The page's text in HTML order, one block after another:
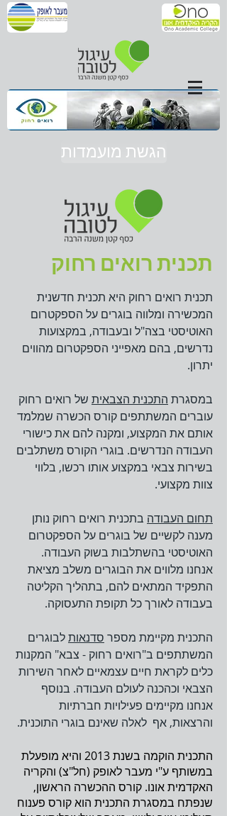
הגשת מועמדות
תכנית רואים רחוק
תכנית רואים רחוק היא תכנית חדשנית
המכשירה ומלווה בוגרים על הספקטרום
האוטיסטי בצה"ל ובעבודה, במקצועות
נדרשים, בהם מאפייני הספקטרום מהווים
יתרון.
במסגרת התכנית הצבאית של רואים רחוק
עוברים המשתתפים קורס הכשרה שמלמד
אותם את המקצוע, ומקנה להם את כישורי
העבודה הנדרשים. בוגרי הקורס משתלבים
בשירות צבאי במקצוע אותו רכשו, בלווי
צוות מקצועי.
תחום העבודה בתכנית רואים רחוק נותן
מענה לקשיים של בוגרים על הספקטרום
האוטיסטי בהשתלבות בשוק העבודה.
אנחנו מלווים את הבוגרים משלב מציאת
התפקיד המתאים להם, בתהליך הקליטה
בעבודה לאורך כל תקופת התעסוקה.
התכנית מקיימת מספר סדנאותלבוגרים
המשתתפים ב"רואים רחוק - צבא" המקנות
כלים לקראת חיים עצמאיים לאחר השירות
הצבאי וכהכנה לעולם העבודה. בנוסף
אנחנו מקיימים פעילויות חברתיות
והרצאות, אף לאלה שאינם בוגרי התוכנית.
התכנית הוקמה בשנת 2013 והיא מופעלת
במשותף ע"י מעבר לאופק (חל"צ) והקריה
האקדמית אונו. קורס ההכשרה הראשון,
שנפתח במסגרת התכנית הוא קורס פענוח